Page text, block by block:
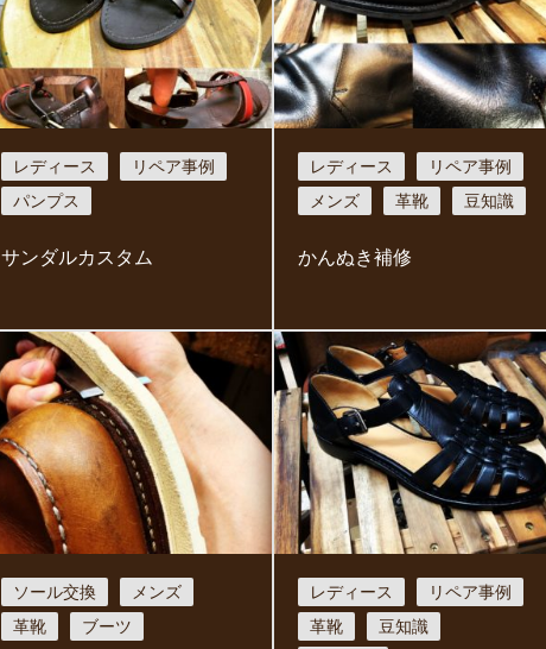
レディース
リペア事例
パンプス
サンダルカスタム
レディース
リペア事例
メンズ
革靴 豆知識
かんぬき補修
ソール交換
メンズ
革靴
ブーツ
レディース
リペア事例
革靴
豆知識